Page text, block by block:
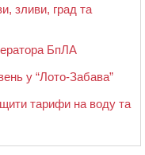
зливи, град та
БпЛА
у “Лото-Забава”
тарифи на воду та